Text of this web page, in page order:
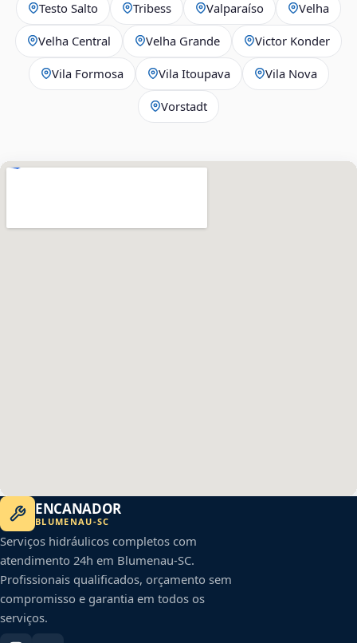
Testo Salto Tribess Valparaíso Velha
Velha Central Velha Grande Victor Konder
Vila Formosa Vila Itoupava Vila Nova
Vorstadt
ENCANADOR
BLUMENAU-SC
Serviços hidráulicos completos com
atendimento 24h em Blumenau-SC.
Profissionais qualificados, orçamento sem
compromisso e garantia em todos os
serviços.